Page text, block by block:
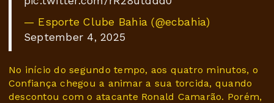
— Esporte Clube Bahia (@ecbahia)
September 4, 2025
No início do segundo tempo, aos quatro minutos, o
Confiança chegou a animar a sua torcida, quando
descontou com o atacante Ronald Camarão. Porém,